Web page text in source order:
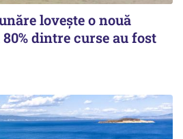
lovește o nouă
dintre curse au fost